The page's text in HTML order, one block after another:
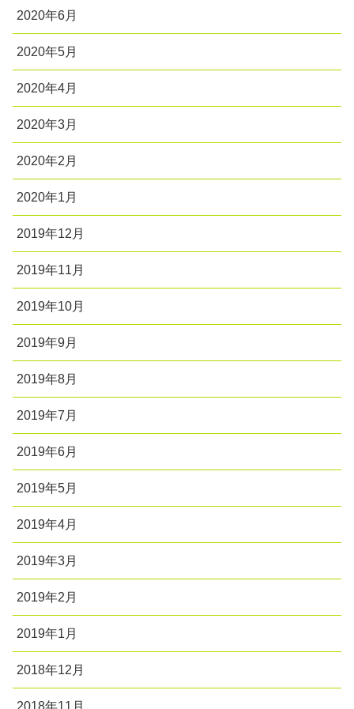
2020年6月
2020年5月
2020年4月
2020年3月
2020年2月
2020年1月
2019年12月
2019年11月
2019年10月
2019年9月
2019年8月
2019年7月
2019年6月
2019年5月
2019年4月
2019年3月
2019年2月
2019年1月
2018年12月
2018年11月